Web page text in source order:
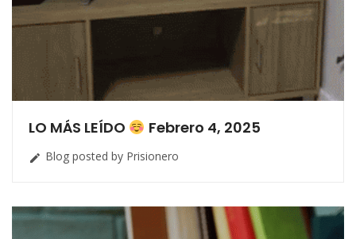
LO MÁS LEÍDO Febrero 4, 2025
 Blog posted by Prisionero